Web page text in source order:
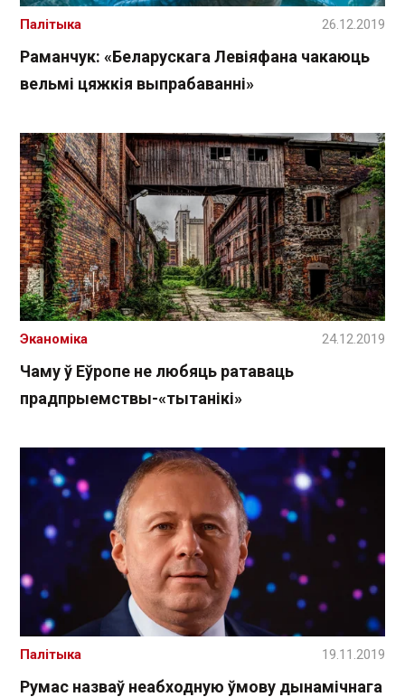
Раманчук: «Беларускага Левіяфана чакаюць
вельмі цяжкія выпрабаванні»
Палітыка 26.12.2019
Чаму ў Еўропе не любяць ратаваць
прадпрыемствы-«тытанікі»
Эканоміка 24.12.2019
Румас назваў неабходную ўмову дынамічнага
Палітыка 19.11.2019